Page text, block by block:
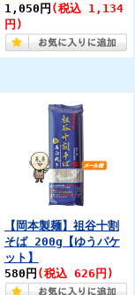
1,050円 (税込 1,134
円)
【岡本製麺】祖谷十割
そば 200g【ゆうパケ
ット】
580円 (税込 626円)